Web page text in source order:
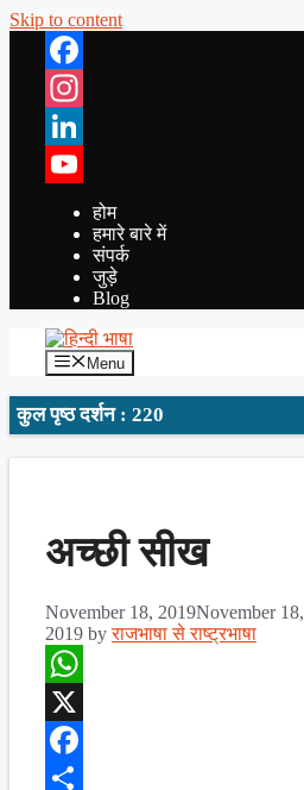
Skip to content
Facebook
Instagram
LinkedIn
YouTube
होम
हमारे बारे में
संपर्क
जुड़े
Blog
Menu
कुल पृष्ठ दर्शन : 220
अच्छी सीख
November 18, 2019November 18,
2019 byराजभाषा से राष्ट्रभाषा
WhatsApp
X
Facebook